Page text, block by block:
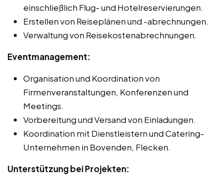
einschließlich Flug- und Hotelreservierungen.
Erstellen von Reiseplänen und -abrechnungen.
Verwaltung von Reisekostenabrechnungen.
Eventmanagement:
Organisation und Koordination von
Firmenveranstaltungen, Konferenzen und
Meetings.
Vorbereitung und Versand von Einladungen.
Koordination mit Dienstleistern und Catering-
Unternehmen in Bovenden, Flecken.
Unterstützung bei Projekten: